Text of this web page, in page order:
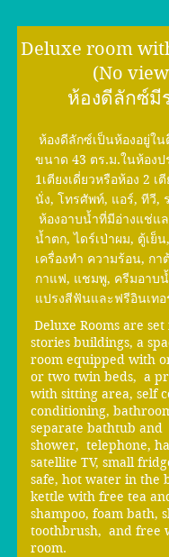
Deluxe room
(No
ห้องดีลักซ์มี
ห้องดีลักซ์เป็นห้องอยู่ใ
ขนาด 43 ตร.ม.ในห้องป
1เตียงเดี่ยวหรือห้อง 2 เ
นั่ง, โทรศัพท์, แอร์, ทีวี,
ห้องอาบน้ำที่มีอ่างแช่แ
น้ำตก, ไดร์เป่าผม, ตู้เย็
เครื่องทำ ความร้อน, ก
กาแฟ, แชมพู, ครีมอาบ
แปรงสีฟันและฟรีอินเทอ
Deluxe Rooms are
stories buildings, a
room equipped with
or two twin beds, a
with sitting area, self
conditioning,
separate bathtub
shower, telephone,
satellite TV, small
safe, hot water in the
kettle with free tea
shampoo, foam bath,
toothbrush, and free
room.